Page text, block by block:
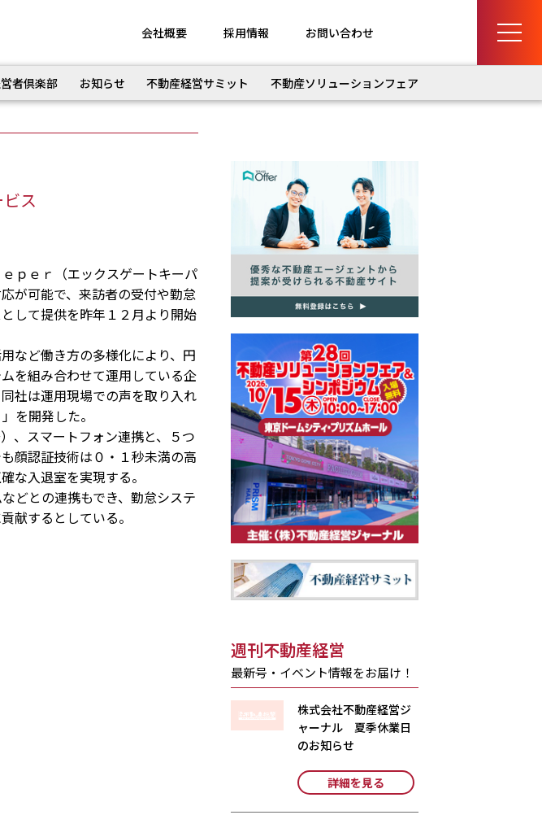
会社概要 採用情報 お問い合わせ
者倶楽部 お知らせ 不動産経営サミット 不動産ソリューションフェア
ス
ｐｅｒ（エックスゲートキーパ
が可能で、来訪者の受付や勤怠
して提供を昨年１２月より開始
など働き方の多様化により、円
を組み合わせて運用している企
社は運用現場での声を取り入れ
を開発した。
、スマートフォン連携と、５つ
顔認証技術は０・１秒未満の高
な入退室を実現する。
どとの連携もでき、勤怠システ
献するとしている。
週刊不動産経営
最新号・イベント情報をお届け！
株式会社不動産経営ジ
ャーナル 夏季休業日
のお知らせ
詳細を見る